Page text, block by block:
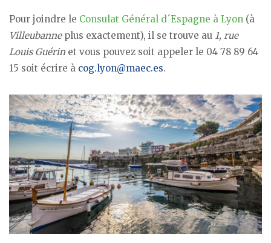
Pour joindre le Consulat Général d´Espagne à Lyon (à
Villeubanneplus exactement), il se trouve au 1, rue
Louis Guérin et vous pouvez soit appeler le 04 78 89 64
15 soit écrire à cog.lyon@maec.es.